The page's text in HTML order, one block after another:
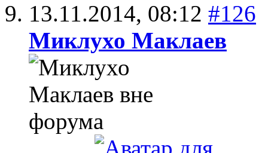
13.11.2014, 08:12 #126
Миклухо Маклаев